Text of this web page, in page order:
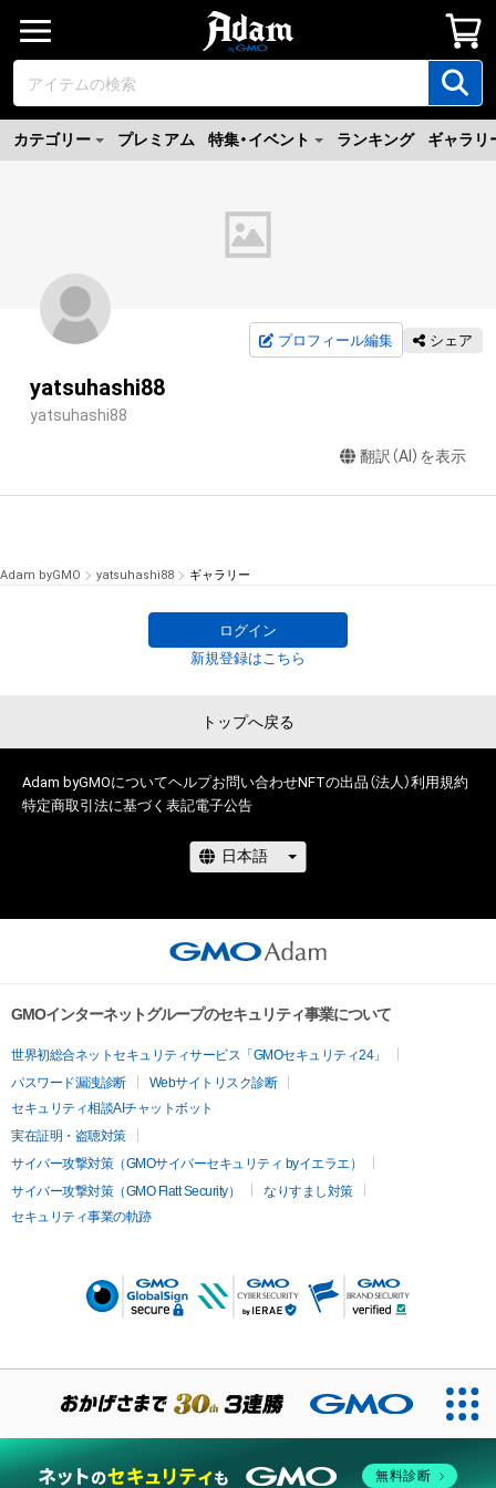
カテゴリー プレミアム 特集・イベント ランキング ギャラリ
プロフィール編集 シェア
yatsuhashi88
yatsuhashi88
翻訳（AI）を表示
Adam byGMO yatsuhashi88 ギャラリー
ログイン
新規登録はこちら
トップへ戻る
Adam byGMOについてヘルプお問い合わせNFTの出品（法人）利用規約
特定商取引法に基づく表記電子公告
GMOインターネットグループのセキュリティ事業について
世界初総合ネットセキュリティサービス「GMOセキュリティ24」
パスワード漏洩診断
Webサイトリスク診断
セキュリティ相談AIチャットボット
実在証明・盗聴対策
サイバー攻撃対策（GMOサイバーセキュリティ byイエラエ）
サイバー攻撃対策（GMO Flatt Security）
なりすまし対策
セキュリティ事業の軌跡
無料診断